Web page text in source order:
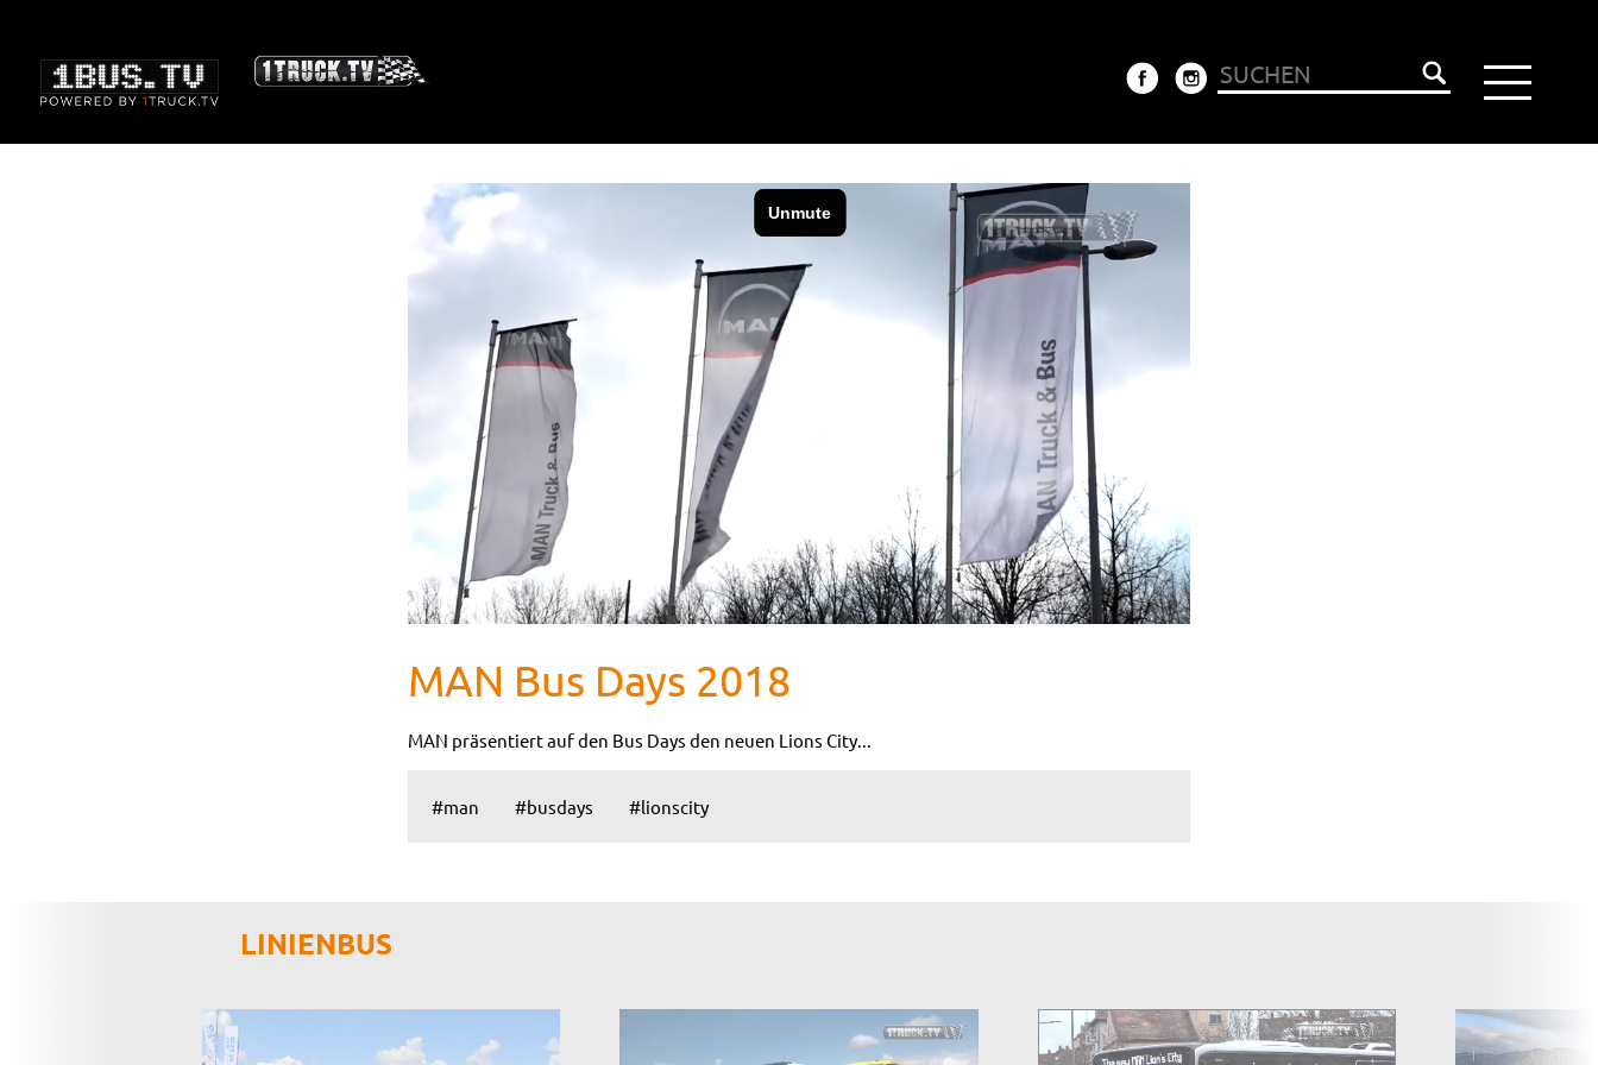
MAN Bus Days 2018
MAN präsentiert auf den Bus Days den neuen Lions City...
#man #busdays #lionscity
LINIENBUS